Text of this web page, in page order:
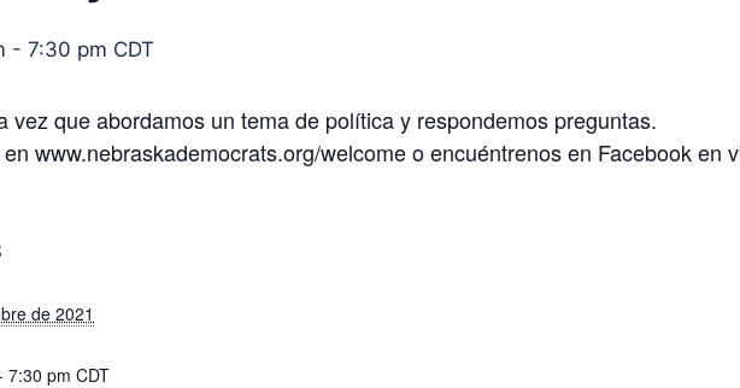
- 7:30 pm CDT
vez que abordamos un tema de política y respondemos preguntas.
www.nebraskademocrats.org/welcome o encuéntrenos en Facebook en
de 2021
7:30 pm CDT